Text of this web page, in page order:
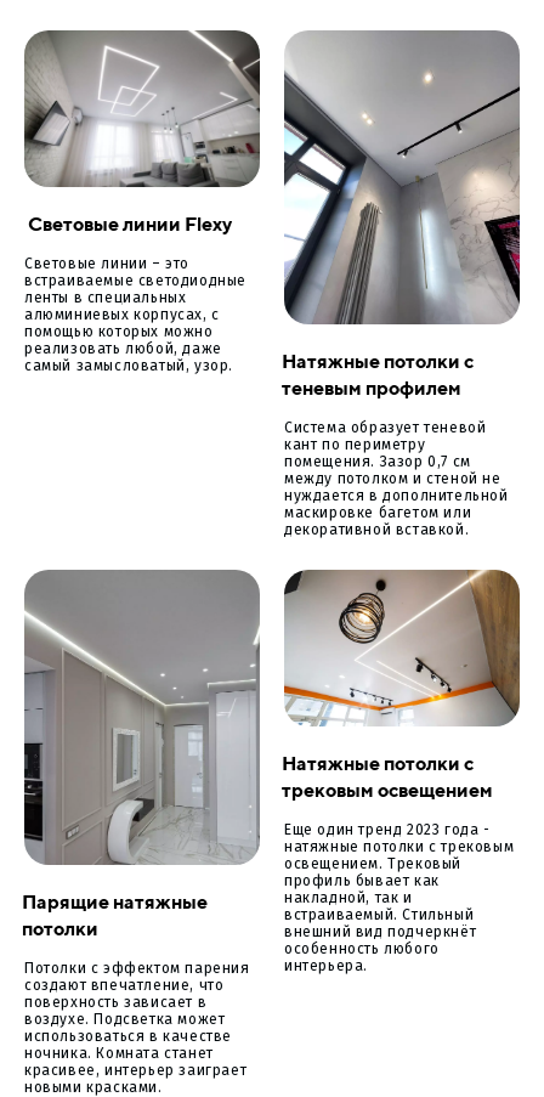
Световые линии Flexy
Световые линии – это
встраиваемые светодиодные
ленты в специальных
алюминиевых корпусах, с
помощью которых можно
реализовать любой, даже
самый замысловатый, узор.
Натяжные потолки с
теневым профилем
Система образует теневой
кант по периметру
помещения. Зазор 0,7 см
между потолком и стеной не
нуждается в дополнительной
маскировке багетом или
декоративной вставкой.
Парящие натяжные
потолки
Потолки с эффектом парения
создают впечатление, что
поверхность зависает в
воздухе. Подсветка может
использоваться в качестве
ночника. Комната станет
красивее, интерьер заиграет
новыми красками.
Натяжные потолки с
трековым освещением
Еще один тренд 2023 года -
натяжные потолки с трековым
освещением. Трековый
профиль бывает как
накладной, так и
встраиваемый. Стильный
внешний вид подчеркнёт
особенность любого
интерьера.